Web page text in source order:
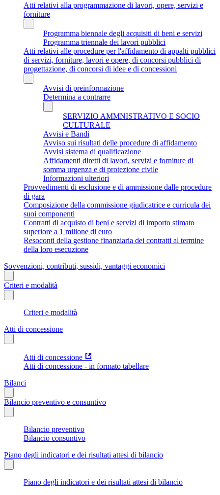
Atti relativi alla programmazione di lavori, opere, servizi e
forniture
Programma biennale degli acquisiti di beni e servizi
Programma triennale dei lavori pubblici
Atti relativi alle procedure per l'affidamento di appalti pubblici
di servizi, forniture, lavori e opere, di concorsi pubblici di
progettazione, di concorsi di idee e di concessioni
Avvisi di preinformazione
Determina a contrarre
SERVIZIO AMMNISTRATIVO E SOCIO
CULTURALE
Avvisi e Bandi
Avviso sui risultati delle procedure di affidamento
Avvisi sistema di qualificazione
Affidamenti diretti di lavori, servizi e forniture di
somma urgenza e di protezione civile
Informazioni ulteriori
Provvedimenti di esclusione e di ammissione dalle procedure
di gara
Composizione della commissione giudicatrice e curricula dei
suoi componenti
Contratti di acquisto di beni e servizi di importo stimato
superiore a 1 milione di euro
Resoconti della gestione finanziaria dei contratti al termine
della loro esecuzione
Sovvenzioni, contributi, sussidi, vantaggi economici
Criteri e modalità
Criteri e modalità
Atti di concessione
Atti di concessione
Atti di concessione - in formato tabellare
Bilanci
Bilancio preventivo e consuntivo
Bilancio preventivo
Bilancio consuntivo
Piano degli indicatori e dei risultati attesi di bilancio
Piano degli indicatori e dei risultati attesi di bilancio